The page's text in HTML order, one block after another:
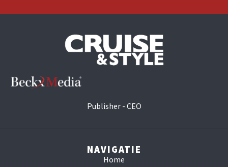
Publisher - CEO
NAVIGATIE
Home